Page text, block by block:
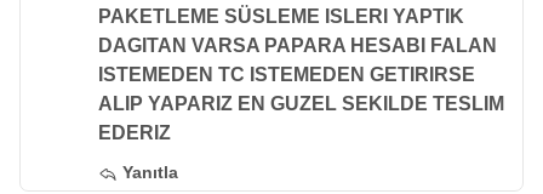
PAKETLEME SÜSLEME ISLERI YAPTIK
DAGITAN VARSA PAPARA HESABI FALAN
ISTEMEDEN TC ISTEMEDEN GETIRIRSE
ALIP YAPARIZ EN GUZEL SEKILDE TESLIM
EDERIZ
Yanıtla